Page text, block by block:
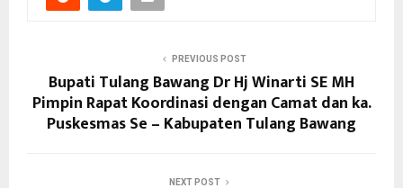
PREVIOUS POST
Bupati Tulang Bawang Dr Hj Winarti SE MH
Pimpin Rapat Koordinasi dengan Camat dan ka.
Puskesmas Se – Kabupaten Tulang Bawang
NEXT POST